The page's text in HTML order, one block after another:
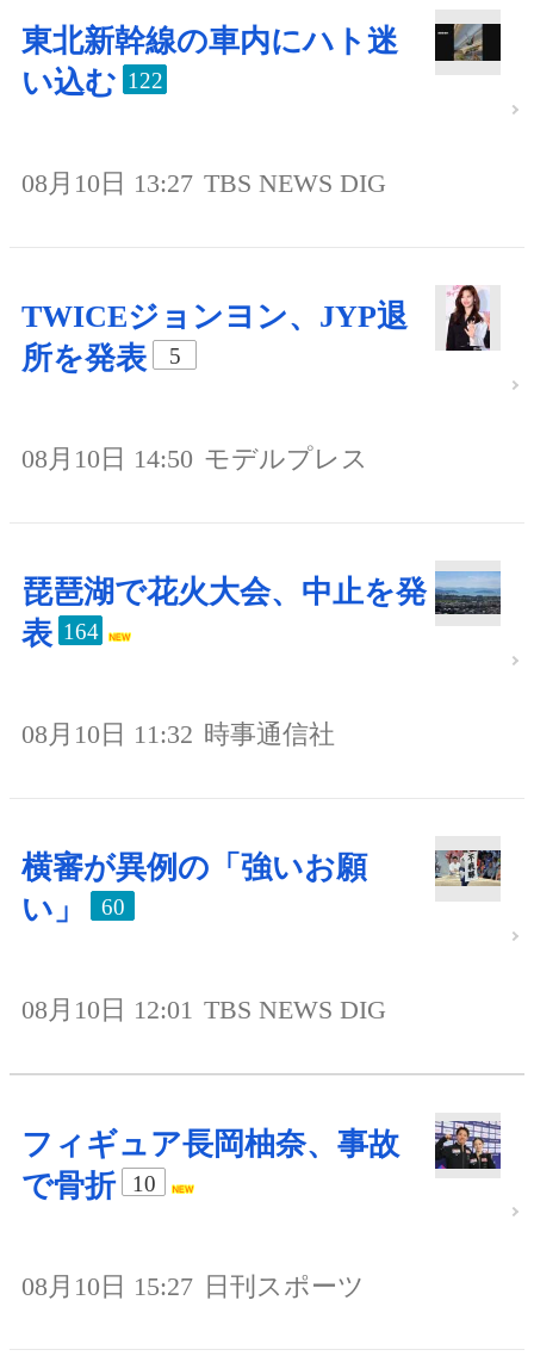
東北新幹線の車内にハト迷
い込む 122
08月10日 13:27 TBS NEWS DIG
TWICEジョンヨン、JYP退
所を発表
5
08月10日 14:50 モデルプレス
琵琶湖で花火大会、中止を発
表 164
08月10日 11:32 時事通信社
横審が異例の「強いお願
い」
60
08月10日 12:01 TBS NEWS DIG
フィギュア長岡柚奈、事故
で骨折
10
08月10日 15:27 日刊スポーツ